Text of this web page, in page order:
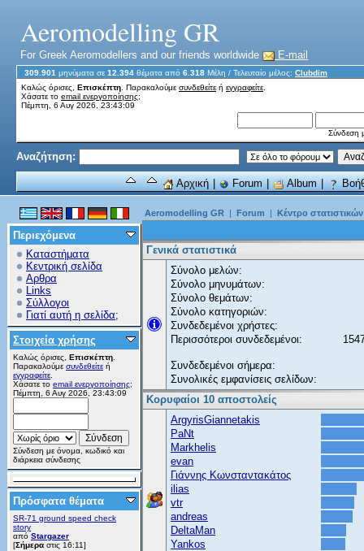
Aeromodelling GR
For Greek Aeromodellers and our friends worldwide E-mail
309.901 μηνύματα σε 12.394 θέματα από 6.318 Μέλη / Τελευταίο μέλος: Clubdim
Καλώς όρισες, Επισκέπτη . Παρακαλούμε συνδεθείτε ή εγγραφείτε
Χάσατε το email ενεργοποίησης;
Πέμπτη, 6 Αυγ 2026, 23:43:09
Σύνδεση
Αναζήτηση:
Αρχική| Forum| Album|
Περιεχόμενα
Καταστήματα
Κεντρική σελίδα
Αρθρα
Links
Σύλλογοι
Γιατί αυτή η σελίδα;
Στοιχεία χρήσης
Καλώς όρισες, Επισκέπτη
Παρακαλούμε συνδεθείτε ή
εγγραφείτε
Χάσατε το email ενεργοποίησης;
Πέμπτη, 6 Αυγ 2026, 23:43:09
Σύνδεση με όνομα, κωδικό και
διάρκεια σύνδεσης
Πρόσφατα θέματα
SR-71 ground speed check
story
από Stargazer
[Σήμερα στις 16:11]
Aeromodelling GR | Forum | Κέντρο στατιστικών
Γενικά στατιστικά
Σύνολο μελών:
Σύνολο μηνυμάτων:
Σύνολο θεμάτων:
Σύνολο κατηγοριών:
Συνδεδεμένοι χρήστες:
Περισσότεροι συνδεδεμένοι:
Συνδεδεμένοι σήμερα:
Συνολικές εμφανίσεις σελίδων:
Κορυφαίοι 10 αποστολείς
ArgyrisGiannetakis
PaNt
Markhelis
evan
Γιάννης Κωνσταντακάτος
ilias
vtr
andreas
DeltaMan
Yankos